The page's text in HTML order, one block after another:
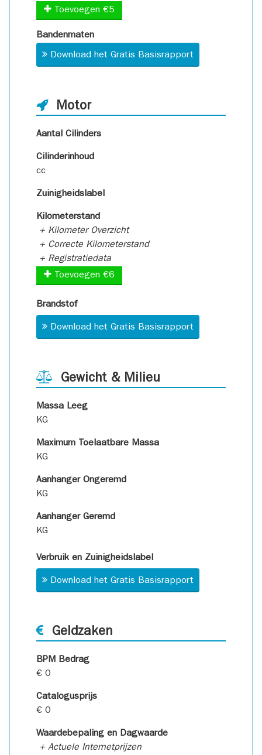
Toevoegen €5
Bandenmaten
Download het Gratis Basisrapport
Motor
Aantal Cilinders
Cilinderinhoud
cc
Zuinigheidslabel
Kilometerstand
+ Kilometer Overzicht
+ Correcte Kilometerstand
+ Registratiedata
Toevoegen €6
Brandstof
Download het Gratis Basisrapport
Gewicht & Milieu
Massa Leeg
KG
Maximum Toelaatbare Massa
KG
Aanhanger Ongeremd
KG
Aanhanger Geremd
KG
Verbruik en Zuinigheidslabel
Download het Gratis Basisrapport
Geldzaken
BPM Bedrag
€ 0
Catalogusprijs
€ 0
Waardebepaling en Dagwaarde
+ Actuele Internetprijzen